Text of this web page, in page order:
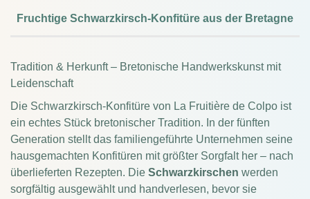
Fruchtige Schwarzkirsch-Konfitüre aus der Bretagne
Tradition & Herkunft – Bretonische Handwerkskunst mit
Leidenschaft
Die Schwarzkirsch-Konfitüre von La Fruitière de Colpo ist
ein echtes Stück bretonischer Tradition. In der fünften
Generation stellt das familiengeführte Unternehmen seine
hausgemachten Konfitüren mit größter Sorgfalt her – nach
überlieferten Rezepten. Die Schwarzkirschen werden
sorgfältig ausgewählt und handverlesen, bevor sie